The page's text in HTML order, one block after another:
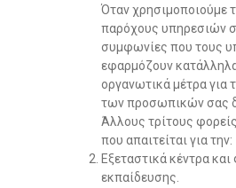
Όταν χρησιμοποιούμε
παρόχους υπηρεσιών
συμφωνίες που τους
εφαρμόζουν
οργανωτικά μέτρα για
των προσωπικών σας
Άλλους τρίτους
που απαιτείται για την:
Εξεταστικά κέντρα και
εκπαίδευσης.